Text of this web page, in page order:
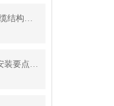
YJV22-6/10KV高压电缆结构参数
详解恒功率电伴热带安装要点，确保安全高效